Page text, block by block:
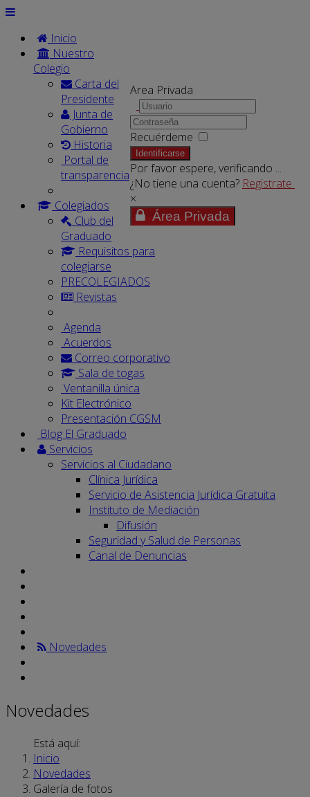
Area Privada
Recuérdeme
Identificarse
Por favor espere, verificando ...
¿No tiene una cuenta? Registrate
×
Área Privada
Inicio
Nuestro
Colegio
Carta del
Presidente
Junta de
Gobierno
Historia
Portal de
transparencia
Colegiados
Club del
Graduado
Requisitos para
colegiarse
PRECOLEGIADOS
Revistas
Agenda
Acuerdos
Correo corporativo
Sala de togas
Ventanilla única
Kit Electrónico
Presentación CGSM
Blog El Graduado
Servicios
Servicios al Ciudadano
Clínica Jurídica
Servicio de Asistencia Jurídica Gratuita
Instituto de Mediación
Difusión
Seguridad y Salud de Personas
Canal de Denuncias
Novedades
Novedades
Está aquí:
Inicio
Novedades
Galería de fotos